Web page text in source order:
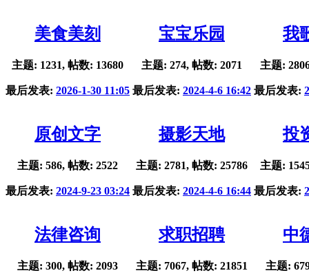
美食美刻
主题: 1231, 帖数: 13680
最后发表: 2026-1-30 11:05
宝宝乐园
主题: 274, 帖数: 2071
最后发表: 2024-4-6 16:42
我
主题:
最后发表:
原创文字
主题: 586, 帖数: 2522
最后发表: 2024-9-23 03:24
摄影天地
主题: 2781, 帖数: 25786
最后发表: 2024-4-6 16:44
投
主题:
最后发表:
法律咨询
主题: 300, 帖数: 2093
求职招聘
主题: 7067, 帖数: 21851
中
主题: